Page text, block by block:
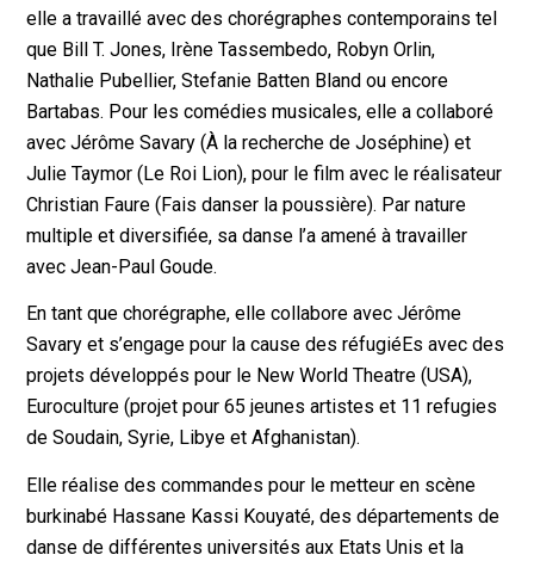
elle a travaillé avec des chorégraphes contemporains tel
que Bill T. Jones, Irène Tassembedo, Robyn Orlin,
Nathalie Pubellier, Stefanie Batten Bland ou encore
Bartabas. Pour les comédies musicales, elle a collaboré
avec Jérôme Savary (À la recherche de Joséphine) et
Julie Taymor (Le Roi Lion), pour le film avec le réalisateur
Christian Faure (Fais danser la poussière). Par nature
multiple et diversifiée, sa danse l’a amené à travailler
avec Jean-Paul Goude.
En tant que chorégraphe, elle collabore avec Jérôme
Savary et s’engage pour la cause des réfugiéEs avec des
projets développés pour le New World Theatre (USA),
Euroculture (projet pour 65 jeunes artistes et 11 refugies
de Soudain, Syrie, Libye et Afghanistan).
Elle réalise des commandes pour le metteur en scène
burkinabé Hassane Kassi Kouyaté, des départements de
danse de différentes universités aux Etats Unis et la